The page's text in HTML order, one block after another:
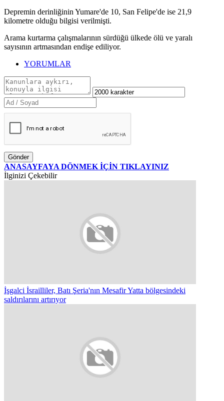
Depremin derinliğinin Yumare'de 10, San Felipe'de ise 21,9
kilometre olduğu bilgisi verilmişti.
Arama kurtarma çalışmalarının sürdüğü ülkede ölü ve yaralı
sayısının artmasından endişe ediliyor.
YORUMLAR
Gönder
ANASAYFAYA DÖNMEK İÇİN TIKLAYINIZ
İlginizi Çekebilir
İşgalci İsrailliler, Batı Şeria'nın Mesafir Yatta bölgesindeki
saldırılarını artırıyor